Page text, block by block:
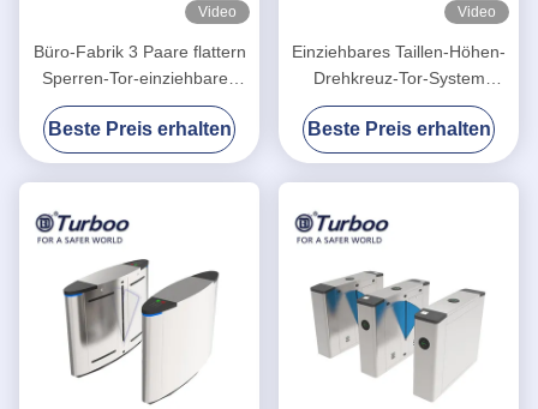
Video
Büro-Fabrik 3 Paare flattern
Sperren-Tor-einziehbares
automatisches entworfen
Beste Preis erhalten
Video
Einziehbares Taillen-Höhen-
Drehkreuz-Tor-System
Klappe SUS304 Barrie RFID
Beste Preis erhalten